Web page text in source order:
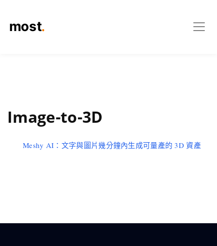
Image-to-3D
Meshy AI：文字與圖片幾分鐘內生成可量產的 3D 資產